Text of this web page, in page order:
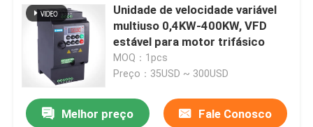
Unidade de velocidade variável
multiuso 0,4KW-400KW, VFD
estável para motor trifásico
MOQ：1pcs
Preço：35USD ~ 300USD
Melhor preço Fale Conosco